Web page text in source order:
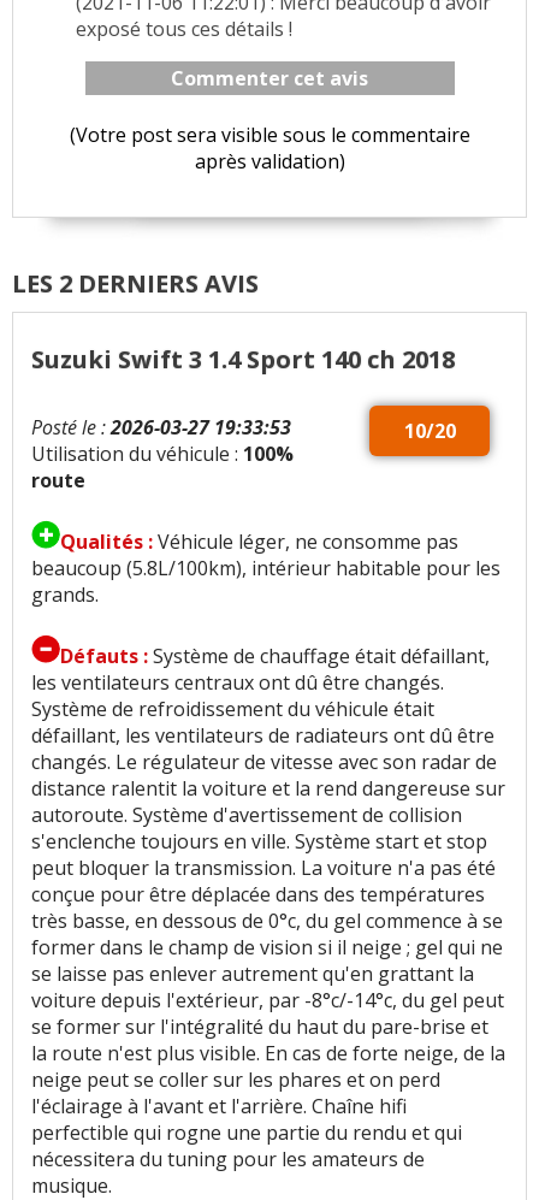
exposé tous ces détails !
Commenter cet avis
(Votre post sera visible sous le commentaire
après validation)
LES 2 DERNIERS AVIS
Suzuki Swift 3 1.4 Sport 140 ch 2018
10/20
Posté le :2026-03-27 19:33:53
Utilisation du véhicule : 100%
route
Qualités :Véhicule léger, ne consomme pas
beaucoup (5.8L/100km), intérieur habitable pour les
grands.
Défauts :Système de chauffage était défaillant,
les ventilateurs centraux ont dû être changés.
Système de refroidissement du véhicule était
défaillant, les ventilateurs de radiateurs ont dû être
changés. Le régulateur de vitesse avec son radar de
distance ralentit la voiture et la rend dangereuse sur
autoroute. Système d'avertissement de collision
s'enclenche toujours en ville. Système start et stop
peut bloquer la transmission. La voiture n'a pas été
conçue pour être déplacée dans des températures
très basse, en dessous de 0°c, du gel commence à se
former dans le champ de vision si il neige ; gel qui ne
se laisse pas enlever autrement qu'en grattant la
voiture depuis l'extérieur, par -8°c/-14°c, du gel peut
se former sur l'intégralité du haut du pare-brise et
la route n'est plus visible. En cas de forte neige, de la
neige peut se coller sur les phares et on perd
l'éclairage à l'avant et l'arrière. Chaîne hifi
perfectible qui rogne une partie du rendu et qui
nécessitera du tuning pour les amateurs de
musique.